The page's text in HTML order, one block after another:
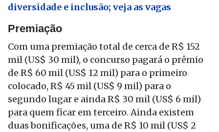
diversidade e inclusão; veja as vagas
Premiação
Com uma premiação total de cerca de R$ 152
mil (US$ 30 mil), o concurso pagará o prêmio
de R$ 60 mil (US$ 12 mil) para o primeiro
colocado, R$ 45 mil (US$ 9 mil) para o
segundo lugar e ainda R$ 30 mil (US$ 6 mil)
para quem ficar em terceiro. Ainda existem
duas bonificações, uma de R$ 10 mil (US$ 2